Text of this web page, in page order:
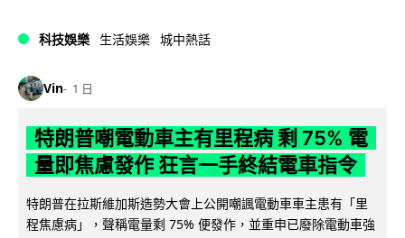
科技娛樂 生活娛樂 城中熱話
Vin 1 日
特朗普嘲電動車主有里程病 剩 75% 電
量即焦慮發作 狂言一手終結電車指令
特朗普在拉斯維加斯造勢大會上公開嘲諷電動車車主患有「里
程焦慮病」，聲稱電量剩 75% 便發作，並重申已廢除電動車強